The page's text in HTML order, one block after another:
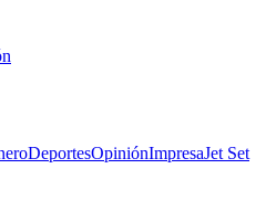
DeportesOpiniónImpresaJet Set